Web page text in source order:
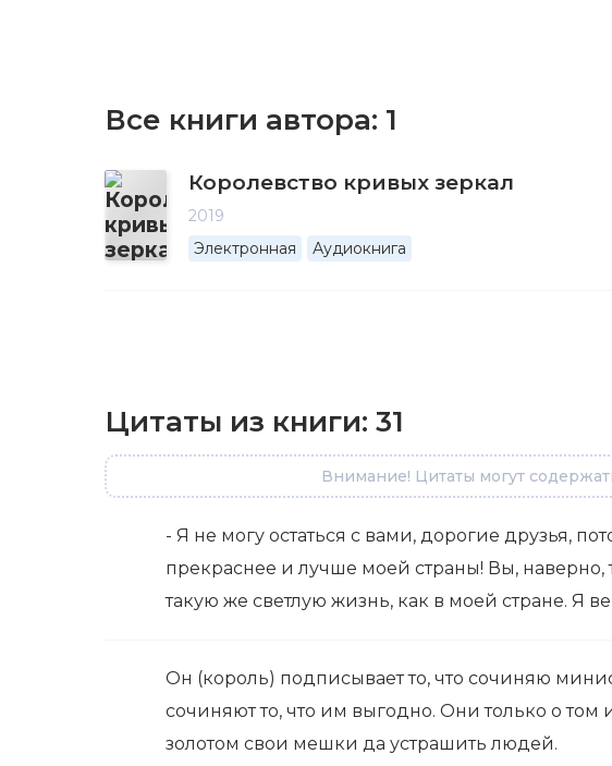
Все книги автора: 1
Королевство кривых зеркал
2019
Электронная
Аудиокнига
Цитаты из книги: 31
Внимание! Цитаты могут
- Я не могу остаться с вами, дорогие друзья,
прекраснее и лучше моей страны! Вы, наверно,
такую же светлую жизнь, как в моей стране. Я
Он (король) подписывает то, что сочиняю
сочиняют то, что им выгодно. Они только о том
золотом свои мешки да устрашить людей.